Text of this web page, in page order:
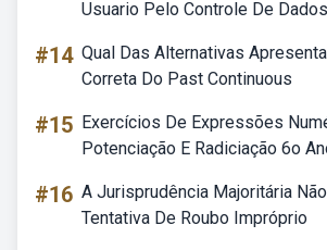
Usuario Pelo Controle De Dados
#14 Qual Das Alternativas
Correta Do Past Continuous
#15 Exercícios De Expressões
Potenciação E Radiciação 6o
#16 A Jurisprudência Majoritária
Tentativa De Roubo Impróprio